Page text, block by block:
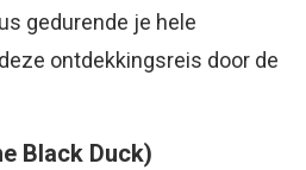
gedurende je hele
ontdekkingsreis door de
Black Duck)